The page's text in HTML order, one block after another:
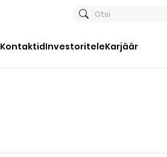
Otsi
KontaktidInvestoriteleKarjäär